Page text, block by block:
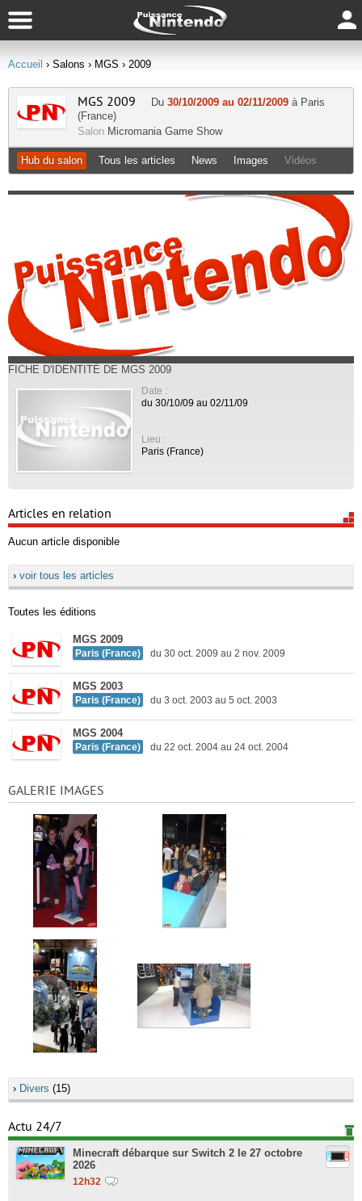
Accueil › Salons › MGS › 2009
MGS 2009 Du 30/10/2009 au 02/11/2009 à Paris
(France)
Salon Micromania Game Show
Hub du salon Tous les articles News Images Vidéos
FICHE D'IDENTITÉ DE MGS 2009
Date :
du 30/10/09 au 02/11/09
Lieu :
Paris (France)
Articles en relation
Aucun article disponible
› voir tous les articles
Toutes les éditions
MGS 2009
Paris (France) du 30 oct. 2009 au 2 nov. 2009
MGS 2003
Paris (France) du 3 oct. 2003 au 5 oct. 2003
MGS 2004
Paris (France) du 22 oct. 2004 au 24 oct. 2004
GALERIE IMAGES
› Divers (15)
Actu 24/7
Minecraft débarque sur Switch 2 le 27 octobre
2026
12h32